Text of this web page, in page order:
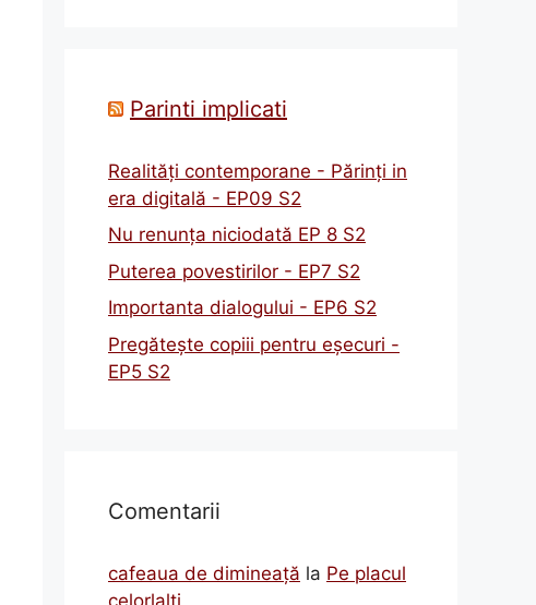
Parinti implicati
Realități contemporane - Părinți in
era digitală - EP09 S2
Nu renunța niciodată EP 8 S2
Puterea povestirilor - EP7 S2
Importanta dialogului - EP6 S2
Pregătește copiii pentru eșecuri -
EP5 S2
Comentarii
cafeaua de dimineață la Pe placul
celorlalți